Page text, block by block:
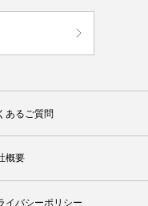
あるご質問
概要
イバシーポリシー